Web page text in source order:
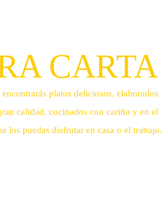
CARTA
platos deliciosos, elaborados
calidad, cocinados con cariño y en el
los puedas disfrutar en casa o el trabajo.